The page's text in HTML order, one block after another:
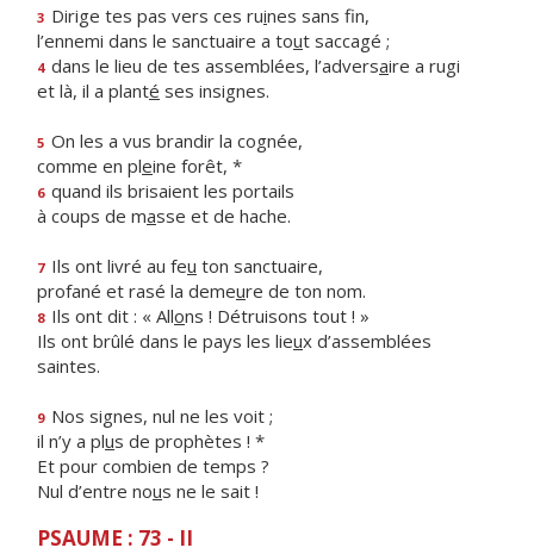
3 Dirige tes pas vers ces ruines sans fin,
l’ennemi dans le sanctuaire a tout saccagé ;
4 dans le lieu de tes assemblées, l’adversaire a rugi
et là, il a planté ses insignes.
5 On les a vus brandir la cognée,
comme en pleine forêt, *
6 quand ils brisaient les portails
à coups de masse et de hache.
7 Ils ont livré au feu ton sanctuaire,
profané et rasé la demeure de ton nom.
8 Ils ont dit : « Allons ! Détruisons tout ! »
Ils ont brûlé dans le pays les lieux d’assemblées
saintes.
9 Nos signes, nul ne les voit ;
il n’y a plus de prophètes ! *
Et pour combien de temps ?
Nul d’entre nous ne le sait !
PSAUME : 73 - II